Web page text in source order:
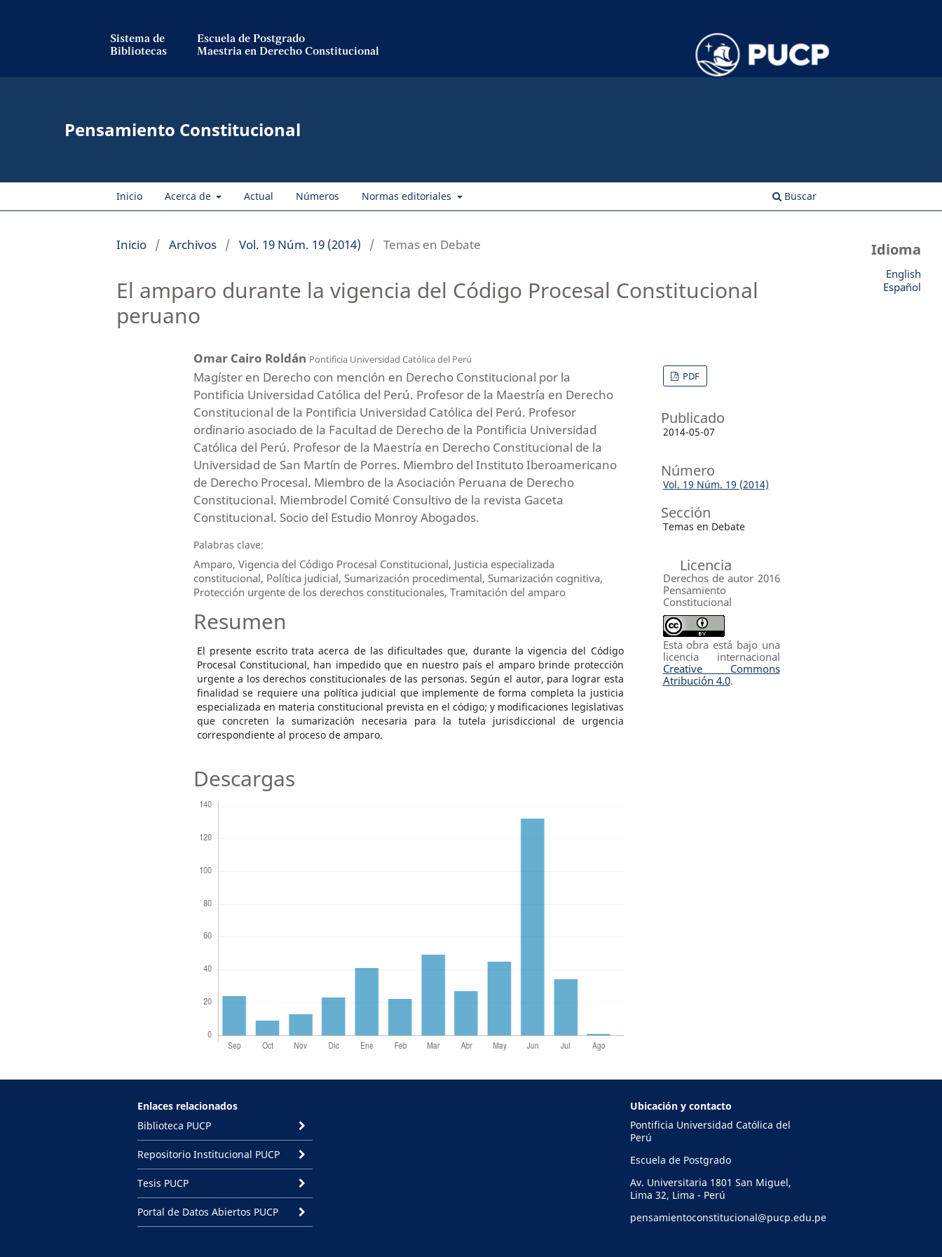
Sistema de
Bibliotecas
Escuela de Postgrado
Maestria en Derecho Constitucional
Pensamiento Constitucional
Inicio Acerca de Actual Números Normas editoriales Buscar
Inicio / Archivos / Vol. 19 Núm. 19 (2014) / Temas en Debate
El amparo durante la vigencia del Código Procesal Constitucional
peruano
Omar Cairo Roldán Pontificia Universidad Católica del Perú
Magíster en Derecho con mención en Derecho Constitucional por la
Pontificia Universidad Católica del Perú. Profesor de la Maestría en Derecho
Constitucional de la Pontificia Universidad Católica del Perú. Profesor
ordinario asociado de la Facultad de Derecho de la Pontificia Universidad
Católica del Perú. Profesor de la Maestría en Derecho Constitucional de la
Universidad de San Martín de Porres. Miembro del Instituto Iberoamericano
de Derecho Procesal. Miembro de la Asociación Peruana de Derecho
Constitucional. Miembrodel Comité Consultivo de la revista Gaceta
Constitucional. Socio del Estudio Monroy Abogados.
Palabras clave:
Amparo, Vigencia del Código Procesal Constitucional, Justicia especializada
constitucional, Política judicial, Sumarización procedimental, Sumarización cognitiva,
Protección urgente de los derechos constitucionales, Tramitación del amparo
Resumen
El presente escrito trata acerca de las dificultades que, durante la vigencia del Código
Procesal Constitucional, han impedido que en nuestro país el amparo brinde protección
urgente a los derechos constitucionales de las personas. Según el autor, para lograr esta
finalidad se requiere una política judicial que implemente de forma completa la justicia
especializada en materia constitucional prevista en el código; y modificaciones legislativas
que concreten la sumarización necesaria para la tutela jurisdiccional de urgencia
correspondiente al proceso de amparo.
Descargas
PDF
Publicado
2014-05-07
Número
Vol. 19 Núm. 19 (2014)
Sección
Temas en Debate
Licencia
Derechos de autor 2016
Pensamiento
Constitucional
Esta obra está bajo una
licencia internacional
Creative Commons
Atribución 4.0.
Idioma
English
Español
Enlaces relacionados
Biblioteca PUCP
Repositorio Institucional PUCP
Tesis PUCP
Portal de Datos Abiertos PUCP
Ubicación y contacto
Pontificia Universidad Católica del
Perú
Escuela de Postgrado
Av. Universitaria 1801 San Miguel,
Lima 32, Lima - Perú
pensamientoconstitucional@pucp.edu.pe